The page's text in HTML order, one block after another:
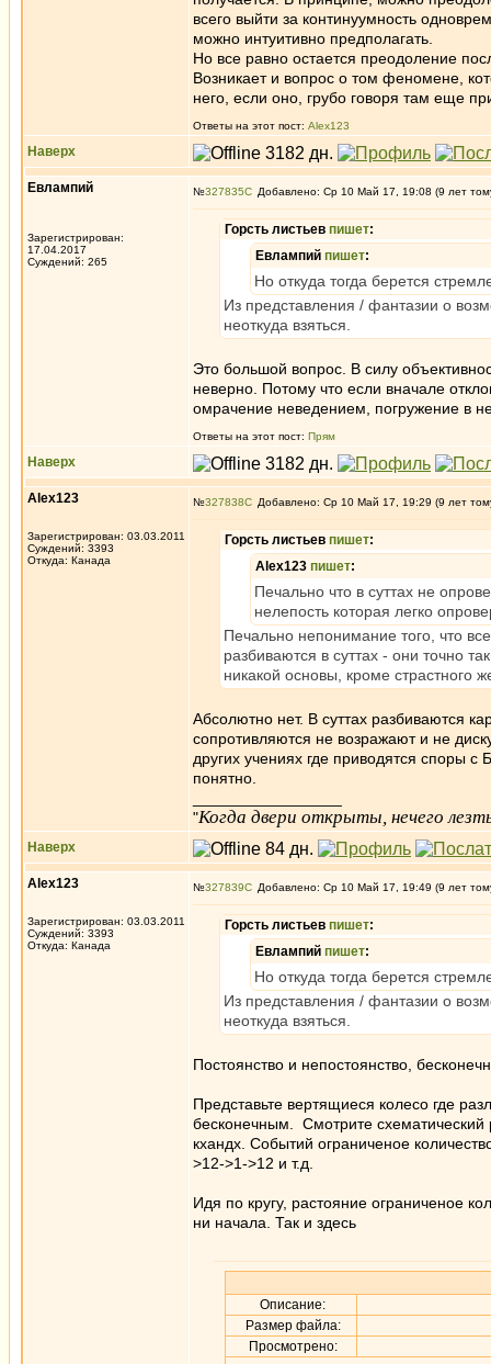
всего выйти за континуумность
можно интуитивно предполагать.
Но все равно остается преодоление
Возникает и вопрос о том феномене,
него, если оно, грубо говоря там еще
Ответы на этот пост: Alex123
Наверх
Евлампий
Зарегистрирован:
17.04.2017
Суждений: 265
№327835 Добавлено: Ср 10 Май 17, 19:08 (9 лет
Горсть листьев пишет:
Евлампий пишет:
Но откуда тогда берется
Из представления / фантазии о
неоткуда взяться.
Это большой вопрос. В силу
неверно. Потому что если вначале
омрачение неведением, погружение в
Ответы на этот пост: Прям
Наверх
Alex123
Зарегистрирован: 03.03.2011
Суждений: 3393
Откуда: Канада
№327838 Добавлено: Ср 10 Май 17, 19:29 (9 лет
Горсть листьев пишет:
Alex123 пишет:
Печально что в суттах не
нелепость которая легко
Печально непонимание того, что
разбиваются в суттах - они точно
никакой основы, кроме страстного
Абсолютно нет. В суттах разбиваются
сопротивляются не возражают и не
других учениях где приводятся споры
понятно.
"Когда двери открыты, нечего
Наверх
Alex123
Зарегистрирован: 03.03.2011
Суждений: 3393
Откуда: Канада
№327839 Добавлено: Ср 10 Май 17, 19:49 (9 лет
Горсть листьев пишет:
Евлампий пишет:
Но откуда тогда берется
Из представления / фантазии о
неоткуда взяться.
Постоянство и непостоянство,
Представьте вертящиеся колесо где
бесконечным. Смотрите
кхандх. Событий ограниченое
>12->1->12 и т.д.
Идя по кругу, растояние ограниченое
ни начала. Так и здесь
Описание:
Размер файла:
Просмотрено: